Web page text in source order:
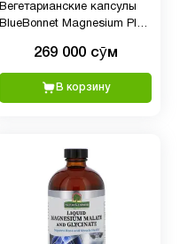
Вегетарианские капсулы
BlueBonnet Magnesium Plus
269 000 сӯм
В корзину